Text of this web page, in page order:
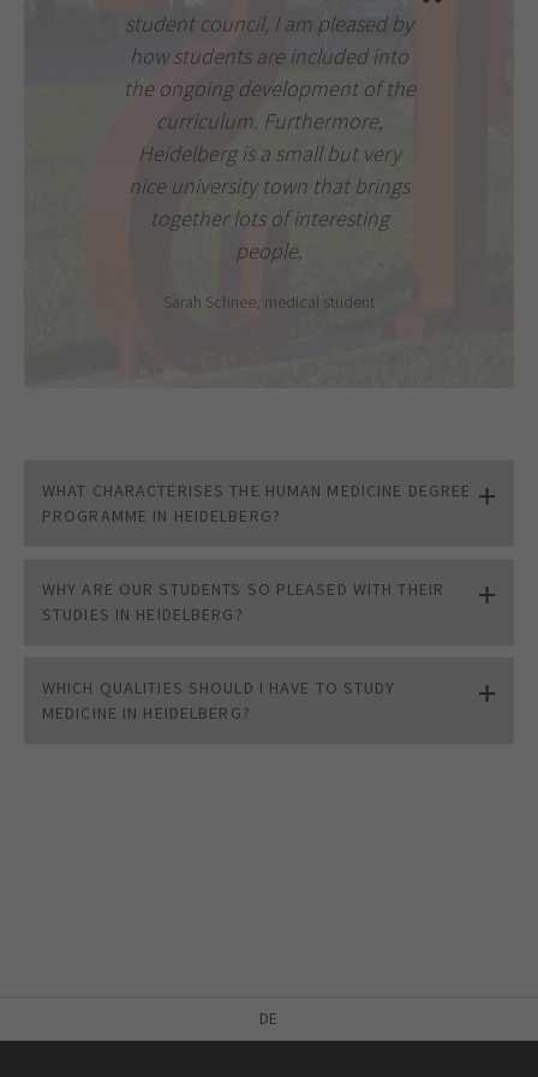
student council, I am pleased by
how students are included into
the ongoing development of the
curriculum. Furthermore,
Heidelberg is a small but very
nice university town that brings
together lots of interesting
people.
Sarah Schnee, medical student
WHAT CHARACTERISES THE HUMAN MEDICINE DEGREE
PROGRAMME IN HEIDELBERG?
WHY ARE OUR STUDENTS SO PLEASED WITH THEIR
STUDIES IN HEIDELBERG?
WHICH QUALITIES SHOULD I HAVE TO STUDY
MEDICINE IN HEIDELBERG?
DE